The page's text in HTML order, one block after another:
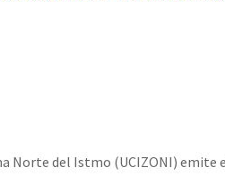
Norte del Istmo (UCIZONI) emite